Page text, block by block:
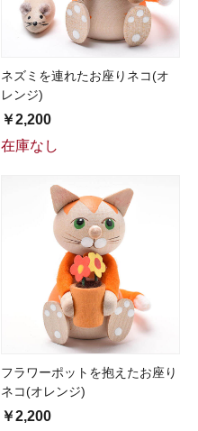
ネズミを連れたお座りネコ(オ
レンジ)
￥2,200
在庫なし
フラワーポットを抱えたお座り
ネコ(オレンジ)
￥2,200